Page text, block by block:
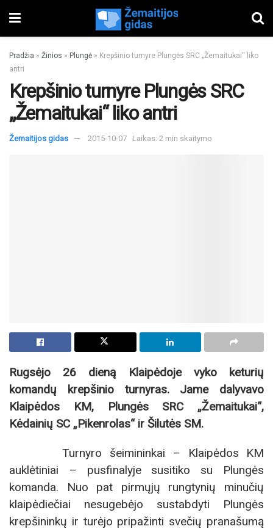
Pradžia » Žinios » Plungė » Krepšinio turnyre Plungės SRC „Žemaitukai“ liko
antri
Krepšinio turnyre Plungės SRC
„Žemaitukai“ liko antri
Žemaitijos gidas 2015-10-07 Laikas: 2 min skaitymo
Rugsėjo 26 dieną Klaipėdoje vyko keturių
komandų krepšinio turnyras. Jame dalyvavo
Klaipėdos KM, Plungės SRC „Žemaitukai“,
Kėdainių SC „Pikenrolas“ ir Šilutės SM.
Turnyro šeimininkai – Klaipėdos KM
auklėtiniai – pusfinalyje susitiko su Plungės
komanda. Nuo pat pirmųjų rungtynių minučių
klaipėdiečiai nesugebėjo sustabdyti Plungės
krepšininkų ir turėjo pripažinti svečių pranašumą